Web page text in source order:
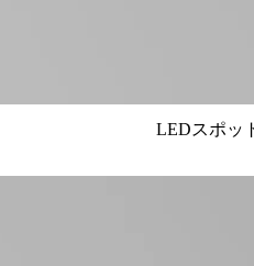
LEDスポッ